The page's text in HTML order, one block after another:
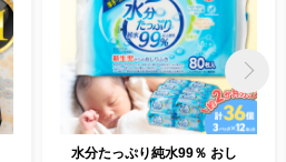
水分たっぷり純水99％ おし